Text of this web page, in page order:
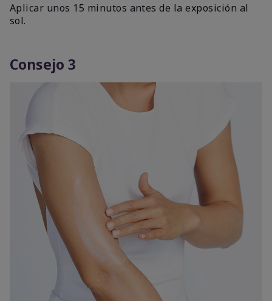
Aplicar unos 15 minutos antes de la exposición al
sol.
Consejo 3